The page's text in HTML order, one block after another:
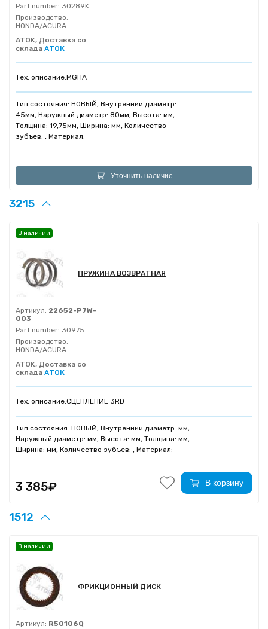
Part number: 30289K
Производство:
HONDA/ACURA
ATOK, Доставка со
склада АТОК
Тех. описание:MGHA
Тип состояния: НОВЫЙ, Внутренний диаметр:
45мм, Наружный диаметр: 80мм, Высота: мм,
Толщина: 19,75мм, Ширина: мм, Количество
зубъев: , Материал:
Уточнить наличие
3215
ПРУЖИНА ВОЗВРАТНАЯ
Артикул: 22652-P7W-
003
Part number: 30975
Производство:
HONDA/ACURA
ATOK, Доставка со
склада АТОК
Тех. описание:СЦЕПЛЕНИЕ 3RD
Тип состояния: НОВЫЙ, Внутренний диаметр: мм,
Наружный диаметр: мм, Высота: мм, Толщина: мм,
Ширина: мм, Количество зубъев: , Материал:
В наличии
3 385₽ В корзину
1512
ФРИКЦИОННЫЙ ДИСК
Артикул: R50106Q
В наличии